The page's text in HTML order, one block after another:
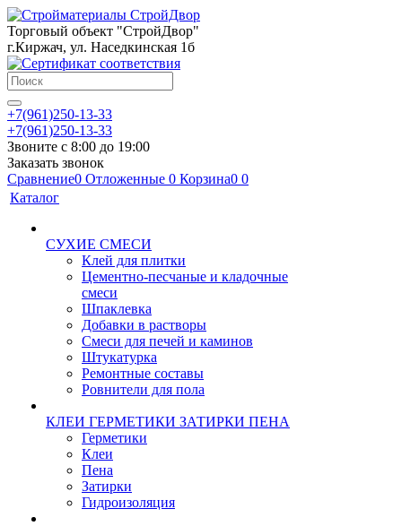
Торговый объект "СтройДвор"
г.Киржач, ул. Наседкинская 1б
+7(961)250-13-33
+7(961)250-13-33
Звоните с 8:00 до 19:00
Заказать звонок
Сравнение0 Отложенные 0 Корзина0 0
Каталог
СУХИЕ СМЕСИ
Клей для плитки
Цементно-песчаные и кладочные
смеси
Шпаклевка
Добавки в растворы
Смеси для печей и каминов
Штукатурка
Ремонтные составы
Ровнители для пола
КЛЕИ ГЕРМЕТИКИ ЗАТИРКИ ПЕНА
Герметики
Клеи
Пена
Затирки
Гидроизоляция